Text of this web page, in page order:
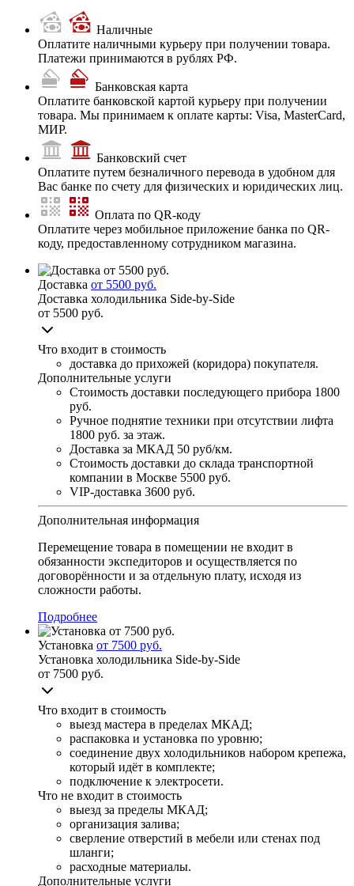
Наличные
Оплатите наличными курьеру при получении товара.
Платежи принимаются в рублях РФ.
Банковская карта
Оплатите банковской картой курьеру при получении
товара. Мы принимаем к оплате карты: Visa, MasterCard,
МИР.
Банковский счет
Оплатите путем безналичного перевода в удобном для
Вас банке по счету для физических и юридических лиц.
Оплата по QR-коду
Оплатите через мобильное приложение банка по QR-
коду, предоставленному сотрудником магазина.
Доставка от 5500 руб.
Доставка холодильника Side-by-Side
от 5500 руб.
Что входит в стоимость
доставка до прихожей (коридора) покупателя.
Дополнительные услуги
Стоимость доставки последующего прибора 1800
руб.
Ручное поднятие техники при отсутствии лифта
1800 руб. за этаж.
Доставка за МКАД 50 руб/км.
Стоимость доставки до склада транспортной
компании в Москве 5500 руб.
VIP-доставка 3600 руб.
Дополнительная информация
Перемещение товара в помещении не входит в
обязанности экспедиторов и осуществляется по
договорённости и за отдельную плату, исходя из
сложности работы.
Подробнее
Установка от 7500 руб.
Установка холодильника Side-by-Side
от 7500 руб.
Что входит в стоимость
выезд мастера в пределах МКАД;
распаковка и установка по уровню;
соединение двух холодильников набором крепежа,
который идёт в комплекте;
подключение к электросети.
Что не входит в стоимость
выезд за пределы МКАД;
организация залива;
сверление отверстий в мебели или стенах под
шланги;
расходные материалы.
Дополнительные услуги